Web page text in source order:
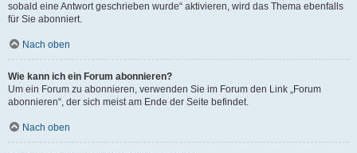
sobald eine Antwort geschrieben wurde“ aktivieren, wird das Thema ebenfalls
für Sie abonniert.
Nach oben
Wie kann ich ein Forum abonnieren?
Um ein Forum zu abonnieren, verwenden Sie im Forum den Link „Forum
abonnieren“, der sich meist am Ende der Seite befindet.
Nach oben